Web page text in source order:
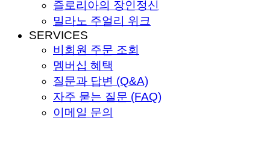
즐로리아의 장인정신
밀라노 주얼리 위크
SERVICES
비회원 주문 조회
멤버십 혜택
질문과 답변 (Q&A)
자주 묻는 질문 (FAQ)
이메일 문의